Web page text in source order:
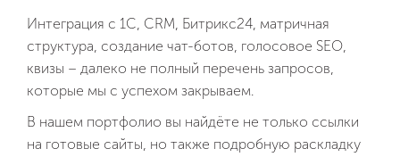
Контекст
Таргет
Битрикс24
Интеграция с 1C, CRM, Битрикс24, матричная
структура, создание чат-ботов, голосовое SEO,
квизы – далеко не полный перечень запросов,
которые мы с успехом закрываем.
В нашем портфолио вы найдёте не только ссылки
на готовые сайты, но также подробную раскладку